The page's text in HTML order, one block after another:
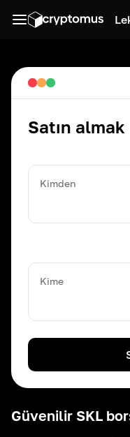
Güvenilir SKL
Satın almak
Kimden
Kime